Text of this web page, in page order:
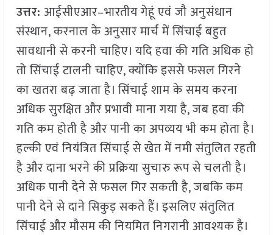
उत्तर: आईसीएआर–भारतीय गेहूं एवं जौ अनुसंधान
संस्थान, करनाल के अनुसार मार्च में सिंचाई बहुत
सावधानी से करनी चाहिए। यदि हवा की गति अधिक हो
तो सिंचाई टालनी चाहिए, क्योंकि इससे फसल गिरने
का खतरा बढ़ जाता है। सिंचाई शाम के समय करना
अधिक सुरक्षित और प्रभावी माना गया है, जब हवा की
गति कम होती है और पानी का अपव्यय भी कम होता है।
हल्की एवं नियंत्रित सिंचाई से खेत में नमी संतुलित रहती
है और दाना भरने की प्रक्रिया सुचारु रूप से चलती है।
अधिक पानी देने से फसल गिर सकती है, जबकि कम
पानी देने से दाने सिकुड़ सकते हैं। इसलिए संतुलित
सिंचाई और मौसम की नियमित निगरानी आवश्यक है।